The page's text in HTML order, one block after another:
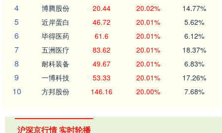
4 博腾股份 20.44 20.02% 14.77%
5 近岸蛋白 46.72 20.01% 5.62%
6 毕得医药 61.6 20.01% 6.12%
7 五洲医疗 83.62 20.01% 18.37%
8 耐科装备 49.67 20.01% 6.83%
9 一博科技 53.33 20.01% 17.26%
10 方邦股份 146.16 20.00% 7.68%
沪深京行情 实时轮播